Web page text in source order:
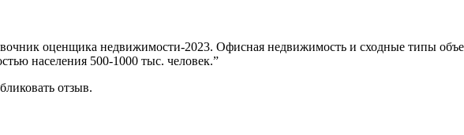
оценщика недвижимости-2023. Офисная недвижимость и сходные типы
населения 500-1000 тыс. человек.”
отзыв.